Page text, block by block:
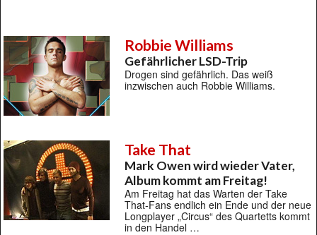
Robbie Williams
Gefährlicher LSD-Trip
Drogen sind gefährlich. Das weiß
inzwischen auch Robbie Williams.
Take That
Mark Owen wird wieder Vater,
Album kommt am Freitag!
Am Freitag hat das Warten der Take
That-Fans endlich ein Ende und der neue
Longplayer „Circus“ des Quartetts kommt
in den Handel …